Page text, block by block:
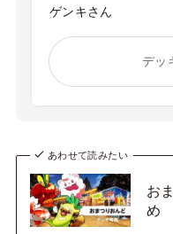
ゲンキさん
デッ
あわせて読みたい
お
め